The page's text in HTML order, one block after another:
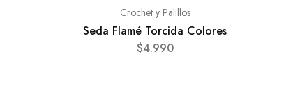
Crochet y Palillos
Seda Flamé Torcida Colores
$4.990